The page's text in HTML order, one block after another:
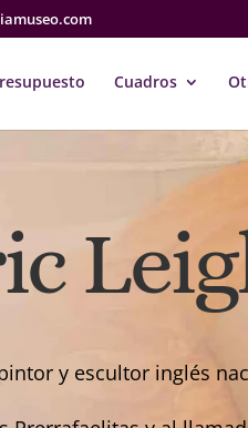
Cuadros
y escultor inglés